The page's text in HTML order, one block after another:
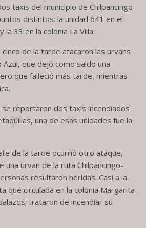
taxis del municipio de Chilpancingo
distintos: la unidad 641 en el
la 33 en la colonia La Villa.
cinco de la tarde atacaron las urvans
Azul, que dejó como saldo una
que falleció más tarde, mientras
reportaron dos taxis incendiados
una de esas unidades fue la
de la tarde ocurrió otro ataque,
una urvan de la ruta Chilpancingo-
resultaron heridas. Casi a la
que circulada en la colonia Margarita
trataron de incendiar su